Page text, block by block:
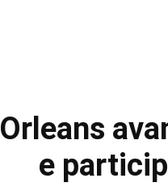
Orleans
e